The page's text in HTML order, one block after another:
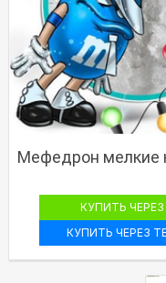
Мефедрон мелкие
КУПИТЬ
КУПИТЬ ЧЕРЕЗ